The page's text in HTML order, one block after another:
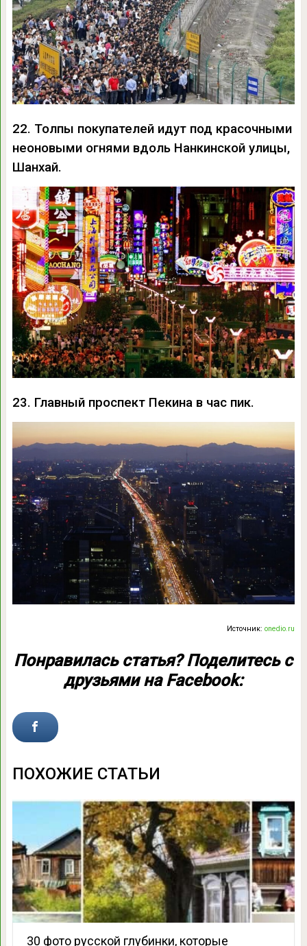
22. Толпы покупателей идут под красочными
неоновыми огнями вдоль Нанкинской улицы,
Шанхай.
23. Главный проспект Пекина в час пик.
Источник:onedio.ru
Понравилась статья? Поделитесь с
друзьями на Facebook:
ПОХОЖИЕ СТАТЬИ
30 фото русской глубинки, которые